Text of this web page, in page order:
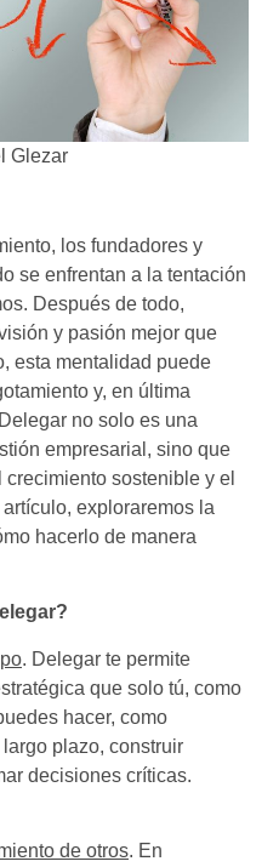
Glezar
los fundadores y
se enfrentan a la tentación
Después de todo,
y pasión mejor que
esta mentalidad puede
y, en última
no solo es una
empresarial, sino que
sostenible y el
exploraremos la
hacerlo de manera
. Delegar te permite
que solo tú, como
hacer, como
plazo, construir
decisiones críticas.
de otros. En